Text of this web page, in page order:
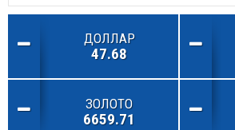
ДОЛЛАР
47.68
ЗОЛОТО
6659.71